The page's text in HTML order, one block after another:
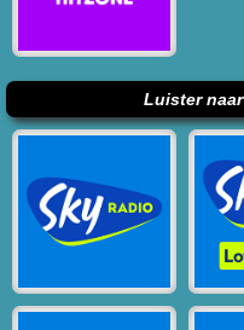
Luister